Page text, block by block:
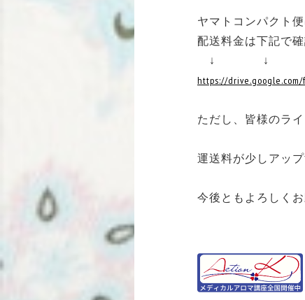
ヤマトコンパクト
配送料金は下記で確
↓ ↓
https://drive.google.com/
ただし、皆様のラ
運送料が少しアッ
今後ともよろしくお